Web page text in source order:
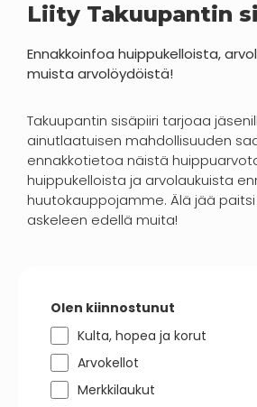
Liity Takuupantin
Ennakkoinfoa huippukelloista,
muista arvolöydöistä!
Takuupantin sisäpiiri tarjoaa
ainutlaatuisen mahdollisuuden
ennakkotietoa näistä
huippukelloista ja arvolaukuista
huutokauppojamme. Älä jää
askeleen edellä muita!
Olen kiinnostunut
Kulta, hopea ja korut
Arvokellot
Merkkilaukut